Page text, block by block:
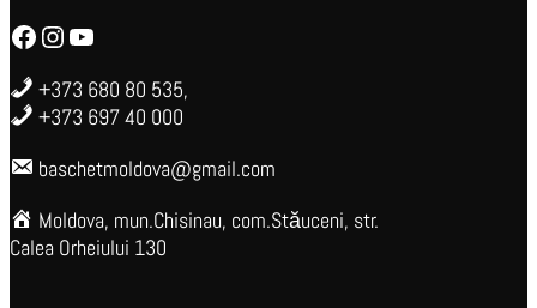
Facebook Instagram YouTube
+373 680 80 535,
+373 697 40 000
baschetmoldova@gmail.com
Moldova, mun.Chisinau, com.Stăuceni, str.
Calea Orheiului 130